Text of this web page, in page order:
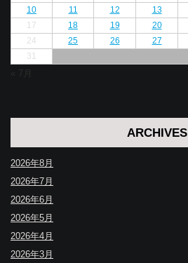
10
11 12 13
17
18 19 20
24
25 26 27
31
« 7月
ARCHIVES
2026年8月
2026年7月
2026年6月
2026年5月
2026年4月
2026年3月